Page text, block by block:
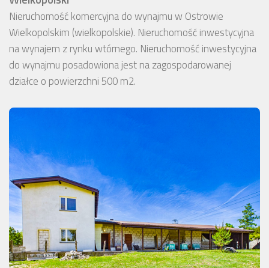
Nieruchomość komercyjna do wynajmu w Ostrowie
Wielkopolskim (wielkopolskie). Nieruchomość inwestycyjna
na wynajem z rynku wtórnego. Nieruchomość inwestycyjna
do wynajmu posadowiona jest na zagospodarowanej
działce o powierzchni 500 m2.